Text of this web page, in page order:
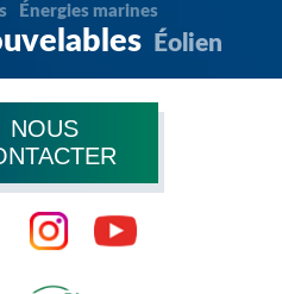
Énergies marines
Éolien
NOUS